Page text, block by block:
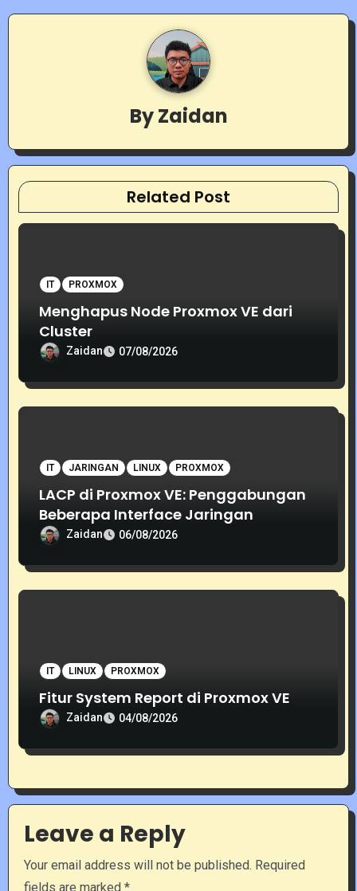
g
a
t
o
n
ByZaidan
Related Post
IT PROXMOX
Menghapus Node Proxmox VE dari
Cluster
Zaidan 07/08/2026
IT JARINGAN LINUX PROXMOX
LACP di Proxmox VE: Penggabungan
Beberapa Interface Jaringan
Zaidan 06/08/2026
IT LINUX PROXMOX
Fitur System Report di Proxmox VE
Zaidan 04/08/2026
Leave a Reply
Your email address will not be published. Required
fields are marked *